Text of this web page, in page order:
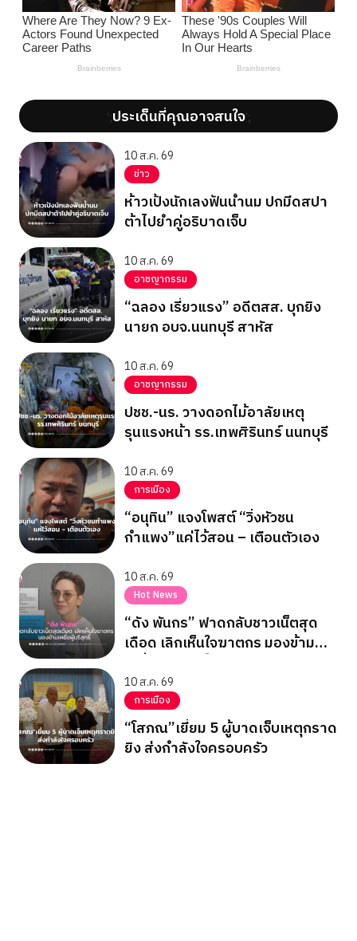
';ประเด็นที่คุณอาจสนใจ';
10 ส.ค. 69
ข่าว
ห้าวเป้งนักเลงฟันน้ำนม ปกมีดสปา
ต้าไปยำคู่อริบาดเจ็บ
10 ส.ค. 69
อาชญากรรม
“ฉลอง เรี่ยวแรง” อดีตสส. บุกยิง
นายก อบจ.นนทบุรี สาหัส
10 ส.ค. 69
อาชญากรรม
ปชช.-นร. วางดอกไม้อาลัยเหตุ
รุนแรงหน้า รร.เทพศิรินทร์ นนทบุรี
10 ส.ค. 69
การเมือง
“อนุทิน” แจงโพสต์ “วิ่งหัวชน
กำแพง”แค่ไว้สอน – เตือนตัวเอง
10 ส.ค. 69
Hot News
“ดัง พันกร” ฟาดกลับชาวเน็ตสุด
เดือด เลิกเห็นใจฆาตกร มองข้าม
10 ส.ค. 69
การเมือง
“โสภณ”เยี่ยม 5 ผู้บาดเจ็บเหตุกราด
ยิง ส่งกำลังใจครอบครัว